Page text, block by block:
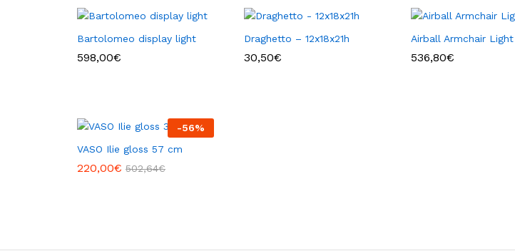
Bartolomeo display light
598,00€
Draghetto – 12x18x21h
30,50€
Airball Armchair Light
536,80€
-56%
VASO Ilie gloss 57 cm
220,00€ 502,64€